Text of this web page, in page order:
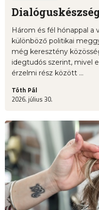
Három és fél hónappal a
különböző politikai
még keresztény
idegtudós szerint, mivel
érzelmi rész között ...
Tóth Pál
2026. július 30.